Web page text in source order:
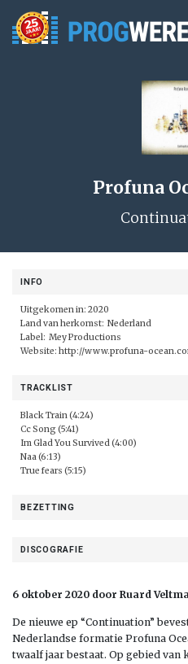
Profuna
INFO
Uitgekomen in: 2020
Land van herkomst: Nederland
Label: Mey Productions
Website: http://www.profuna-
TRACKLIST
Black Train (4:24)
Cc Song (5:41)
Im Glad You Survived (4:00)
Naa (6:13)
True fears (5:15)
BEZETTING
DISCOGRAFIE
6 oktober 2020 door Ruard
De nieuwe ep “Continuation”
Nederlandse formatie Profuna
twaalf jaar bestaat. Op gebied van